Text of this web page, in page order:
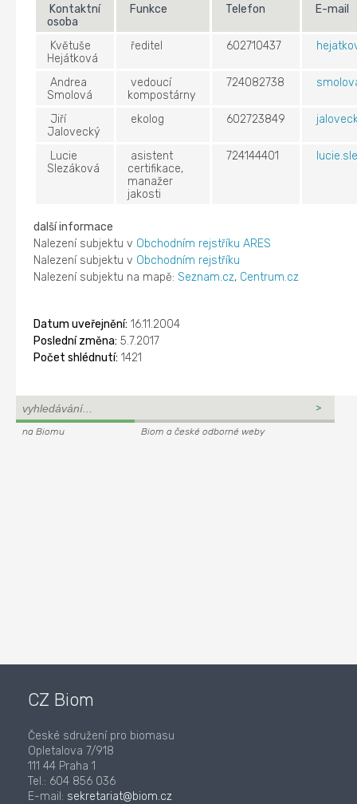
Kontaktní
osoba
Funkce Telefon E-mail
Květuše
Hejátková
ředitel 602710437
Andrea
Smolová
vedoucí
kompostárny
724082738
Jiří
Jalovecký
ekolog 602723849
Lucie
Slezáková
asistent
certifikace,
manažer
jakosti
724144401
další informace
Nalezení subjektu v Obchodním rejstříku ARES
Nalezení subjektu v Obchodním rejstříku
Nalezení subjektu na mapě:Seznam.cz, Centrum.cz
Datum uveřejnění: 16.11.2004
Poslední změna: 5.7.2017
Počet shlédnutí: 1421
na Biomu Biom a české odborné weby
CZ Biom
České sdružení pro biomasu
Opletalova 7/918
111 44 Praha 1
Tel.: 604 856 036
E-mail: sekretariat@biom.cz